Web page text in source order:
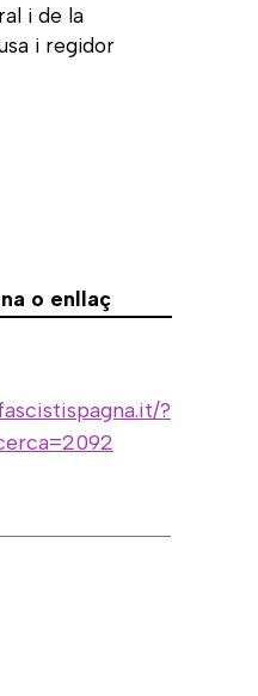
i de la
i regidor
o enllaç
?